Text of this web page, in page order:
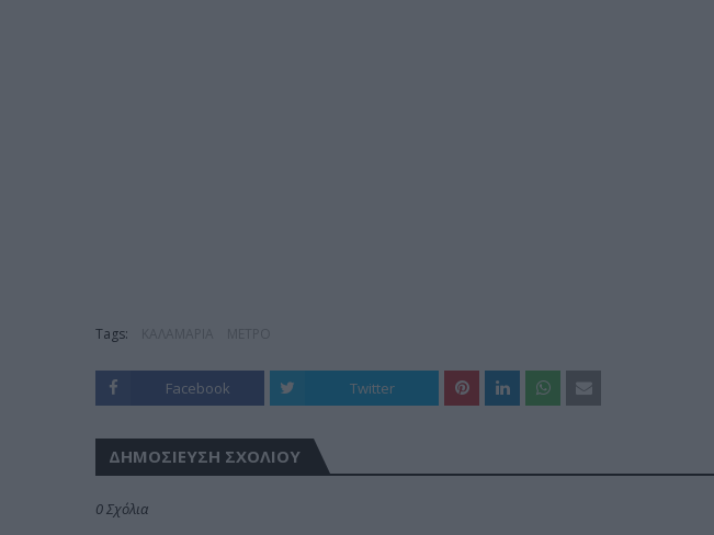
Tags:
Facebook Twitter
ΔΗΜΟΣΊΕΥΣΗ ΣΧΟΛΊΟΥ
0 Σχόλια